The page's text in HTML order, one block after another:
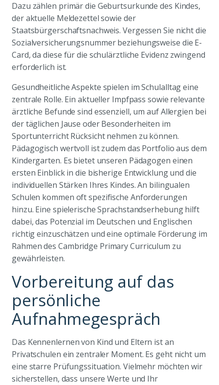
Dazu zählen primär die Geburtsurkunde des Kindes,
der aktuelle Meldezettel sowie der
Staatsbürgerschaftsnachweis. Vergessen Sie nicht die
Sozialversicherungsnummer beziehungsweise die E-
Card, da diese für die schulärztliche Evidenz zwingend
erforderlich ist.
Gesundheitliche Aspekte spielen im Schulalltag eine
zentrale Rolle. Ein aktueller Impfpass sowie relevante
ärztliche Befunde sind essenziell, um auf Allergien bei
der täglichen Jause oder Besonderheiten im
Sportunterricht Rücksicht nehmen zu können.
Pädagogisch wertvoll ist zudem das Portfolio aus dem
Kindergarten. Es bietet unseren Pädagogen einen
ersten Einblick in die bisherige Entwicklung und die
individuellen Stärken Ihres Kindes. An bilingualen
Schulen kommen oft spezifische Anforderungen
hinzu. Eine spielerische Sprachstandserhebung hilft
dabei, das Potenzial im Deutschen und Englischen
richtig einzuschätzen und eine optimale Förderung im
Rahmen des Cambridge Primary Curriculum zu
gewährleisten.
Vorbereitung auf das
persönliche
Aufnahmegespräch
Das Kennenlernen von Kind und Eltern ist an
Privatschulen ein zentraler Moment. Es geht nicht um
eine starre Prüfungssituation. Vielmehr möchten wir
sicherstellen, dass unsere Werte und Ihr